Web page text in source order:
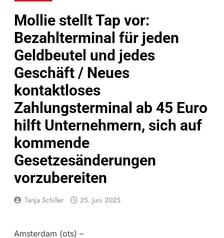
Mollie stellt Tap vor:
Bezahlterminal für jeden
Geldbeutel und jedes
Geschäft / Neues
kontaktloses
Zahlungsterminal ab 45 Euro
hilft Unternehmern, sich auf
kommende
Gesetzesänderungen
vorzubereiten
Tanja Schiller 25. Juni 2025
Amsterdam (ots) –